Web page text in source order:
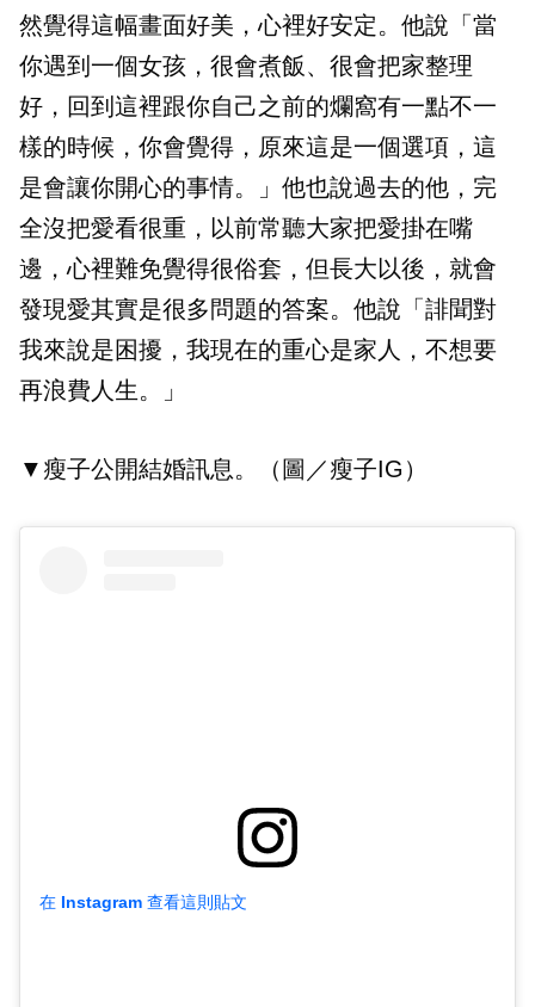
然覺得這幅畫面好美，心裡好安定。他說「當
你遇到一個女孩，很會煮飯、很會把家整理
好，回到這裡跟你自己之前的爛窩有一點不一
樣的時候，你會覺得，原來這是一個選項，這
是會讓你開心的事情。」他也說過去的他，完
全沒把愛看很重，以前常聽大家把愛掛在嘴
邊，心裡難免覺得很俗套，但長大以後，就會
發現愛其實是很多問題的答案。他說「誹聞對
我來說是困擾，我現在的重心是家人，不想要
再浪費人生。」
▼瘦子公開結婚訊息。（圖／瘦子IG）
在 Instagram 查看這則貼文